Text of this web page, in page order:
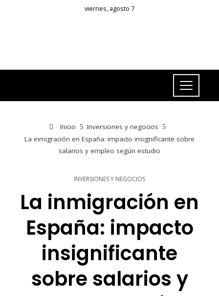
viernes, agosto 7
Inicio
Inversiones y negocios
La inmigración en España: impacto insignificante sobre
salarios y empleo según estudio
INVERSIONES Y NEGOCIOS
La inmigración en
España: impacto
insignificante
sobre salarios y